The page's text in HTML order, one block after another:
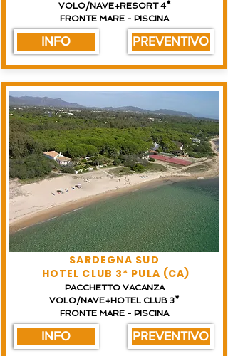
VOLO/NAVE+RESORT 4*
FRONTE MARE - PISCINA
INFO PREVENTIVO
SARDEGNA SUD
HOTEL CLUB 3* PULA (CA)
PACCHETTO VACANZA
VOLO/NAVE+HOTEL CLUB 3*
FRONTE MARE - PISCINA
INFO PREVENTIVO